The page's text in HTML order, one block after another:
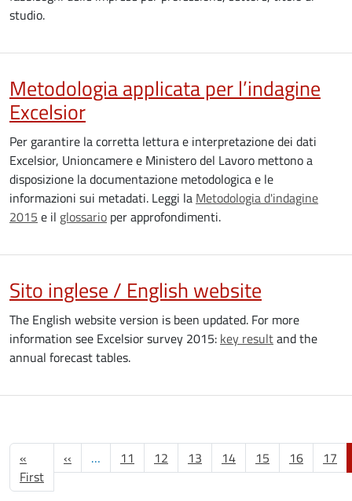
studio.
Metodologia applicata per l’indagine
Excelsior
Per garantire la corretta lettura e interpretazione dei dati
Excelsior, Unioncamere e Ministero del Lavoro mettono a
disposizione la documentazione metodologica e le
informazioni sui metadati. Leggi la Metodologia d'indagine
2015 e il glossario per approfondimenti.
Sito inglese / English website
The English website version is been updated. For more
information see Excelsior survey 2015: key resultand the
annual forecast tables.
Paginazione
«
FirstPrima pagina
‹‹ Pagina precedente
… 11 12 13 14 15 16 17